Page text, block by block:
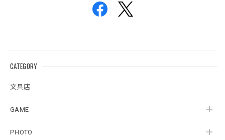
CATEGORY
文具店
GAME
PHOTO